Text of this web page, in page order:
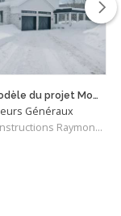
Maison modèle du projet Mont Loup-Garou à Sainte-Adèle
Généraux
De Les Constructions Raymond et Fils